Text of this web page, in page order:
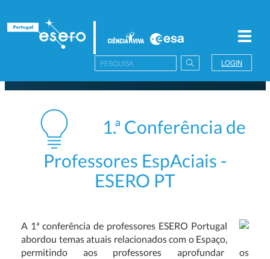
LOGIN
1.ª Conferência de
Professores EspAciais -
ESERO PT
A 1ª conferência de professores ESERO Portugal
abordou temas atuais relacionados com o Espaço,
permitindo aos professores aprofundar os